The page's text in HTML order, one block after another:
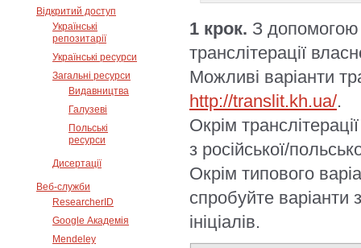
Відкритий доступ
Українські
репозитарії
Українські ресурси
Загальні ресурси
Видавництва
Галузеві
Польські
ресурси
Дисертації
Веб-служби
ResearcherID
Google Академія
Mendeley
1 крок. З допомогою
транслітерації
Можливі варіанти
http://translit.kh.ua/.
Окрім
з російської/
Окрім типового
спробуйте варіанти
ініціалів.